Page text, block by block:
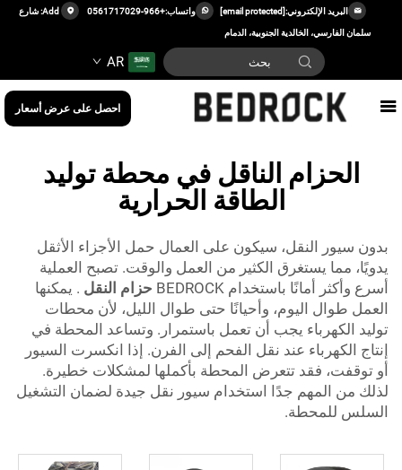
البريد الإلكتروني:[email protected] واتساب:+966-0561717029 Add: شارع
سلمان الفارسي، الخالدية الجنوبية، الدمام
AR
احصل على عرض أسعار
الحزام الناقل في محطة توليد
الطاقة الحرارية
بدون سيور النقل، سيكون على العمال حمل الأجزاء الأثقل
يدويًا، مما يستغرق الكثير من العمل والوقت. تصبح العملية
أسرع وأكثر أمانًا باستخدام BEDROCK
حزام النقل . يمكنها
العمل طوال اليوم، وأحيانًا حتى طوال الليل، لأن محطات
توليد الكهرباء يجب أن تعمل باستمرار. وتساعد المحطة في
إنتاج الكهرباء عند نقل الفحم إلى الفرن. إذا انكسرت السيور
أو توقفت، فقد تتعرض المحطة بأكملها لمشكلات خطيرة.
لذلك من المهم جدًا استخدام سيور نقل جيدة لضمان التشغيل
السلس للمحطة.